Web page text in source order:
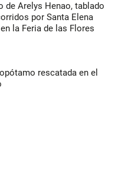
de Arelys Henao, tablado
por Santa Elena
la Feria de las Flores
rescatada en el